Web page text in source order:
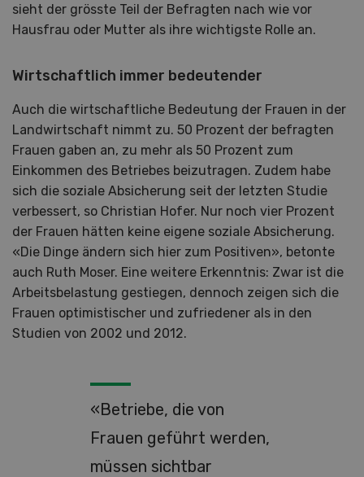
sieht der grösste Teil der Befragten nach wie vor
Hausfrau oder Mutter als ihre wichtigste Rolle an.
Wirtschaftlich immer bedeutender
Auch die wirtschaftliche Bedeutung der Frauen in der
Landwirtschaft nimmt zu. 50 Prozent der befragten
Frauen gaben an, zu mehr als 50 Prozent zum
Einkommen des Betriebes beizutragen. Zudem habe
sich die soziale Absicherung seit der letzten Studie
verbessert, so Christian Hofer. Nur noch vier Prozent
der Frauen hätten keine eigene soziale Absicherung.
«Die Dinge ändern sich hier zum Positiven», betonte
auch Ruth Moser. Eine weitere Erkenntnis: Zwar ist die
Arbeitsbelastung gestiegen, dennoch zeigen sich die
Frauen optimistischer und zufriedener als in den
Studien von 2002 und 2012.
«Betriebe, die von
Frauen geführt werden,
müssen sichtbar